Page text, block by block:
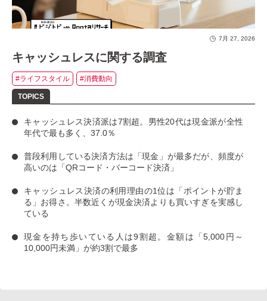
7月 27, 2026
キャッシュレスに関する調査
#ライフスタイル #消費動向
キャッシュレス決済派は7割超。男性20代は現金派が全性
年代で最も多く、37.0％
普段利用している決済方法は「現金」 が最多だが、 頻度が
高いのは「QRコード・バーコード決済」
キャッシュレス決済の利用理由の1位は「ポイントが貯ま
る」お得さ。 半数近くが現金決済よりも買いすぎを実感し
ている
現金を持ち歩いている人は9割超 。金額は「5,000円～
10,000円未満」が約3割で最多